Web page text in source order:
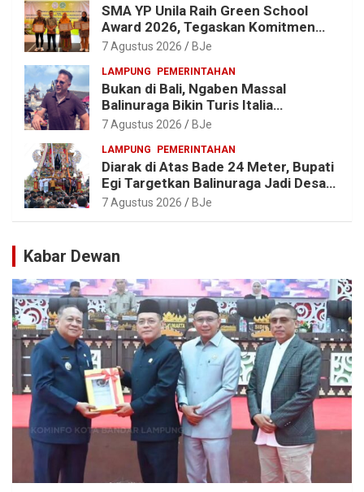
SMA YP Unila Raih Green School
Award 2026, Tegaskan Komitmen
Wujudkan Sekolah Ramah
7 Agustus 2026 BJe
LAMPUNG PEMERINTAHAN
Bukan di Bali, Ngaben Massal
Balinuraga Bikin Turis Italia
Terpukau, Puluhan Ribu Orang Ikut
7 Agustus 2026 BJe
LAMPUNG PEMERINTAHAN
Diarak di Atas Bade 24 Meter, Bupati
Egi Targetkan Balinuraga Jadi Desa
Wisata Budaya 2027
7 Agustus 2026 BJe
Kabar Dewan